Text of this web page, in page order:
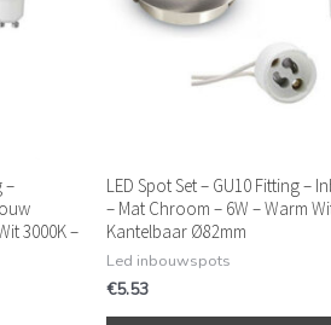
–
3000K –
LED Spot Set – GU10 Fitting –
– Mat Chroom – 6W – Warm
Kantelbaar Ø82mm
Led inbouwspots
€5.53